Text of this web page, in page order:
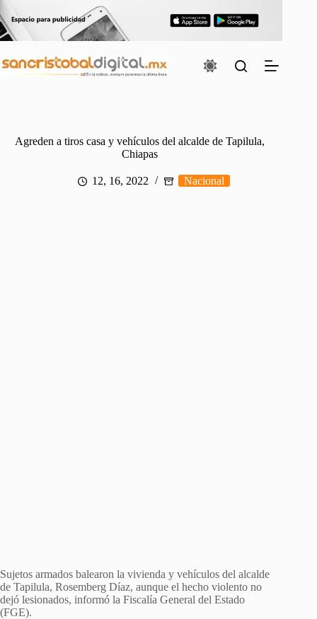
al
contenido
Agreden a tiros casa y vehículos del alcalde de Tapilula,
Chiapas
12, 16, 2022 Nacional
Sujetos armados balearon la vivienda y vehículos del alcalde
de Tapilula, Rosemberg Díaz, aunque el hecho violento no
dejó lesionados, informó la Fiscalía General del Estado
(FGE).